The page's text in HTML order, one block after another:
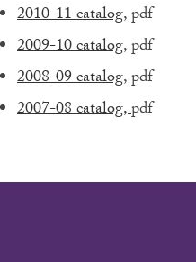
2010-11 catalog, pdf
2009-10 catalog, pdf
2008-09 catalog, pdf
2007-08 catalog,pdf